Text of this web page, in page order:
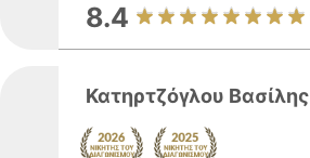
8.4
Κατηρτζόγλου Βασίλης